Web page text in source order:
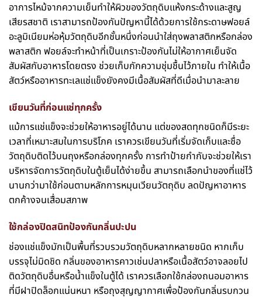
อาการไหม้จากความเย็นทำให้ผิวของวัตถุดิบแห้งกระด้างและสูญ
เสียรสชาติ เราสามารถป้องกันปัญหานี้ได้ด้วยการใช้กระดาษฟอยล์
อะลูมิเนียมห่อหุ้มวัตถุดิบอีกชั้นหนึ่งก่อนนำใส่ถุงพลาสติกหรือกล่อง
พลาสติก ฟอยล์จะทำหน้าที่เป็นเกราะป้องกันไม่ให้อากาศเย็นจัด
สัมผัสกับอาหารโดยตรง ช่วยเก็บกักความชุ่มชื้นไว้ภายใน ทำให้เนื้อ
สัตว์หรืออาหารทะเลแช่แข็งยังคงมีเนื้อสัมผัสที่ดีเมื่อนำมาละลาย
เขียนวันที่ก่อนแช่ทุกครั้ง
แม้การแช่แข็งจะช่วยให้อาหารอยู่ได้นาน แต่ของสดทุกชนิดก็มีระยะ
เวลาที่เหมาะสมในการบริโภค เราควรเขียนวันที่เริ่มจัดเก็บและชื่อ
วัตถุดิบติดไว้บนถุงหรือกล่องทุกครั้ง การทำป้ายกำกับจะช่วยให้เรา
บริหารจัดการวัตถุดิบในตู้เย็นได้ง่ายขึ้น สามารถเลือกนำของที่แช่ไว้
นานกว่ามาใช้ก่อนตามหลักการหมุนเวียนวัตถุดิบ ลดปัญหาอาหาร
ตกค้างจนเสื่อมสภาพ
ใช้กล่องปิดสนิทป้องกันกลิ่นปะปน
ช่องแช่แข็งมักเป็นพื้นที่รวบรวมวัตถุดิบหลากหลายชนิด หากเก็บ
บรรจุไม่มิดชิด กลิ่นของอาหารคาวเช่นปลาหรือเนื้อสัตว์อาจลอยไป
ติดวัตถุดิบอื่นหรือน้ำแข็งในตู้ได้ เราควรเลือกใช้กล่องถนอมอาหาร
ที่มีฝาปิดล็อกแน่นหนา หรือถุงสุญญากาศเพื่อป้องกันกลิ่นรบกวน